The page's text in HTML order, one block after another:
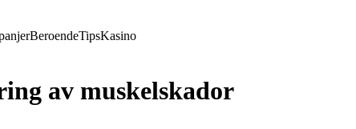
BeroendeTipsKasino
av muskelskador